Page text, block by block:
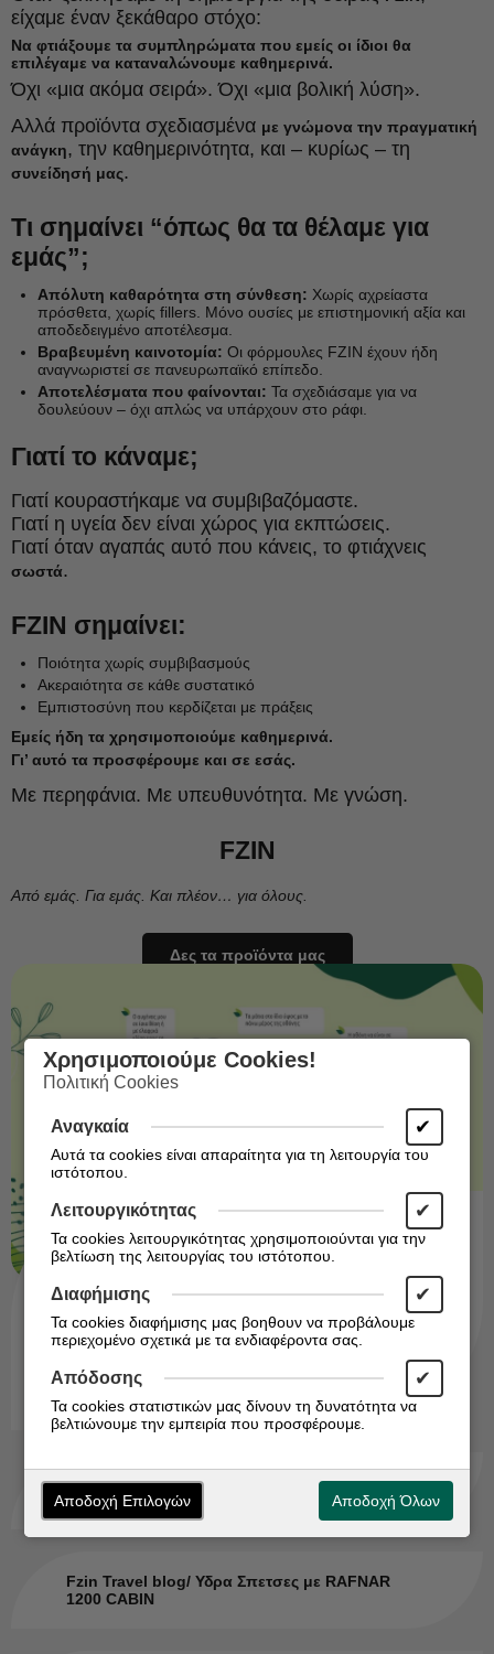
είχαμε έναν ξεκάθαρο στόχο:
Να φτιάξουμε τα συμπληρώματα που εμείς οι ίδιοι θα
επιλέγαμε να καταναλώνουμε καθημερινά.
Όχι «μια ακόμα σειρά». Όχι «μια βολική λύση».
Αλλά προϊόντα σχεδιασμένα με γνώμονα την πραγματική
ανάγκη, την καθημερινότητα, και – κυρίως – τη
συνείδησή μας.
Τι σημαίνει “όπως θα τα θέλαμε για
εμάς”;
Απόλυτη καθαρότητα στη σύνθεση: Χωρίς αχρείαστα
πρόσθετα, χωρίς fillers. Μόνο ουσίες με επιστημονική αξία και
αποδεδειγμένο αποτέλεσμα.
Βραβευμένη καινοτομία: Οι φόρμουλες FZIN έχουν ήδη
αναγνωριστεί σε πανευρωπαϊκό επίπεδο.
Αποτελέσματα που φαίνονται: Τα σχεδιάσαμε για να
δουλεύουν – όχι απλώς να υπάρχουν στο ράφι.
Γιατί το κάναμε;
Γιατί κουραστήκαμε να συμβιβαζόμαστε.
Γιατί η υγεία δεν είναι χώρος για εκπτώσεις.
Γιατί όταν αγαπάς αυτό που κάνεις, το φτιάχνεις
σωστά.
FZIN σημαίνει:
Ποιότητα χωρίς συμβιβασμούς
Ακεραιότητα σε κάθε συστατικό
Εμπιστοσύνη που κερδίζεται με πράξεις
Εμείς ήδη τα χρησιμοποιούμε καθημερινά.
Γι’ αυτό τα προσφέρουμε και σε εσάς.
Με περηφάνια. Με υπευθυνότητα. Με γνώση.
FZIN
Από εμάς. Για εμάς. Και πλέον… για όλους.
Δες τα προϊόντα μας
Εργονομία στην καθημερινότητα
στέκεται όρθιο ευθύ και κάθετο στους ώμους ή με
μία πολύ μικρή κλίση προς τα κάτω- Να
αποφεύγεται η μεγάλη κλίση και η στροφή του
κεφαλιού σε σχέση με τ...
Τριχόπτωση : αίτια και θεραπεία.
Fzin Travel blog/ Υδρα Σπετσες με RAFNAR
1200 CABIN
Χρησιμοποιούμε Cookies!
Πολιτική Cookies
Αναγκαία ✔
Αυτά τα cookies είναι απαραίτητα για τη λειτουργία του
ιστότοπου.
Λειτουργικότητας ✔
Τα cookies λειτουργικότητας χρησιμοποιούνται για την
βελτίωση της λειτουργίας του ιστότοπου.
Διαφήμισης ✔
Τα cookies διαφήμισης μας βοηθουν να προβάλουμε
περιεχομένο σχετικά με τα ενδιαφέροντα σας.
Απόδοσης ✔
Τα cookies στατιστικών μας δίνουν τη δυνατότητα να
βελτιώνουμε την εμπειρία που προσφέρουμε.
Αποδοχή Επιλογών Αποδοχή Όλων